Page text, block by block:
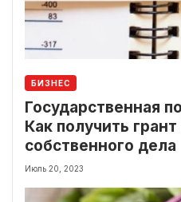
БИЗНЕС
Государственная
Как получить
собственного дела
Июль 20, 2023